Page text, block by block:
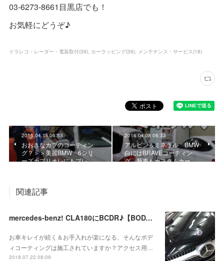
03-6273-8661目黒店でも！
お気軽にどうぞ♪
ドラレコ・レーダー・電装取付(39) カーラッピング(39) メンテナンス・サービス(18)
2016.04.15 06:53
おおきなカブのコーティン
グ？＞＞美麗BMW 6シリ
ーズカブリオレにもブレ…
2016.04.08 06:33
アルピン＆ミネラル BMW
白にはBRAVEコーティン
グ 新車もカスタムカー…
関連記事
mercedes-benz! CLA180にBCDR♪【BODYコーティング＆ドラレコ取付】
お車キレイが続く＆お手入れが楽になる、そんなボデ
ィコーティングは施工されていますか？アクセス用…
2018.07.22 08:09